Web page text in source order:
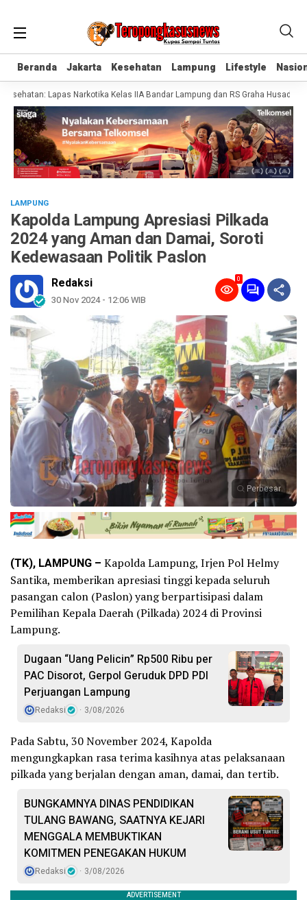
Beranda Jakarta Kesehatan Lampung Lifestyle
Beranda Jakarta Kesehatan Lampung Lifestyle
Lapas Narkotika Kelas IIA Bandar Lampung dan RS Graha Husada
LAMPUNG
Kapolda Lampung Apresiasi Pilkada
2024 yang Aman dan Damai, Soroti
Kedewasaan Politik Paslon
Redaksi
30 Nov 2024 - 12:06 WIB
0
Perbesar
(TK), LAMPUNG – Kapolda Lampung, Irjen Pol Helmy
Santika, memberikan apresiasi tinggi kepada seluruh
pasangan calon (Paslon) yang berpartisipasi dalam
Pemilihan Kepala Daerah (Pilkada) 2024 di Provinsi
Lampung.
Dugaan “Uang Pelicin” Rp500 Ribu per
PAC Disorot, Gerpol Geruduk DPD PDI
Perjuangan Lampung
Redaksi 3/08/2026
Pada Sabtu, 30 November 2024, Kapolda
mengungkapkan rasa terima kasihnya atas pelaksanaan
pilkada yang berjalan dengan aman, damai, dan tertib.
BUNGKAMNYA DINAS PENDIDIKAN
TULANG BAWANG, SAATNYA KEJARI
MENGGALA MEMBUKTIKAN
KOMITMEN PENEGAKAN HUKUM
Redaksi 3/08/2026